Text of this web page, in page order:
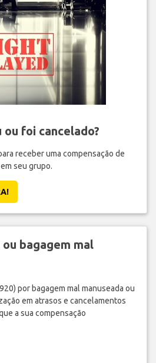
foi cancelado?
receber uma compensação de
seu grupo.
bagagem mal
por bagagem mal manuseada ou
em atrasos e cancelamentos
a sua compensação